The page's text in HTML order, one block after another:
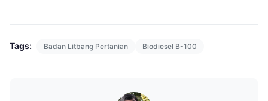
Tags: Badan Litbang Pertanian Biodiesel B-100